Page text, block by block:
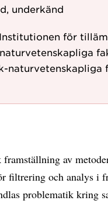
underkänd
Institutionen för
naturvetenskapliga
framställning av
filtrering och analys i
problematik kring